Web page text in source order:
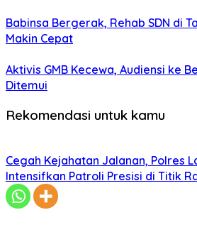
Babinsa Bergerak, Rehab SDN di
Makin Cepat
Aktivis GMB Kecewa, Audiensi ke
Ditemui
Rekomendasi untuk kamu
Cegah Kejahatan Jalanan, Polres
Intensifkan Patroli Presisi di Titik